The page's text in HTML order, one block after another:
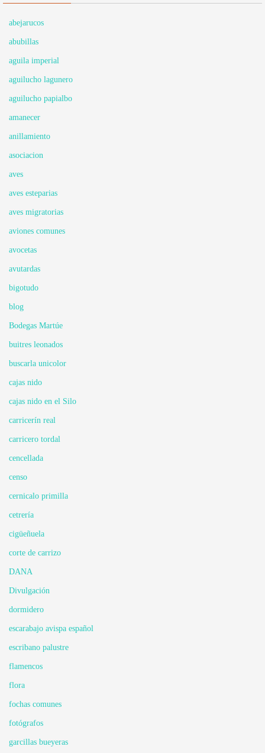
abejarucos
abubillas
aguila imperial
aguilucho lagunero
aguilucho papialbo
amanecer
anillamiento
asociacion
aves
aves esteparias
aves migratorias
aviones comunes
avocetas
avutardas
bigotudo
blog
Bodegas Martúe
buitres leonados
buscarla unicolor
cajas nido
cajas nido en el Silo
carricerín real
carricero tordal
cencellada
censo
cernicalo primilla
cetrería
cigüeñuela
corte de carrizo
DANA
Divulgación
dormidero
escarabajo avispa español
escribano palustre
flamencos
flora
fochas comunes
fotógrafos
garcillas bueyeras